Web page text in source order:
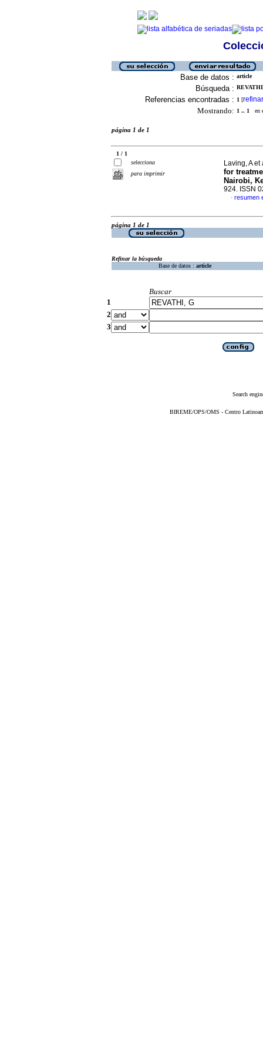
Base de datos : article
Búsqueda :
Referencias encontradas : 1 [refinar
Mostrando: 1 .. 1 en
página 1 de 1
1 / 1
selecciona
para imprimir
Laving, A
for
Nairobi,
924. ISSN
· resumen
página 1 de 1
Refinar la búsqueda
Base de datos : article
Buscar
1
2
3
Search
BIREME/OPS/OMS - Centro